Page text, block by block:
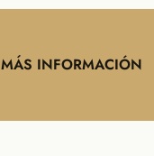
MÁS INFORMACIÓN